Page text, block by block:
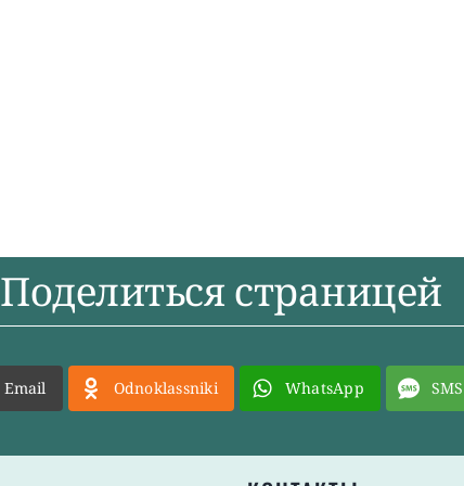
Поделиться страницей
Email Odnoklassniki WhatsApp SMS